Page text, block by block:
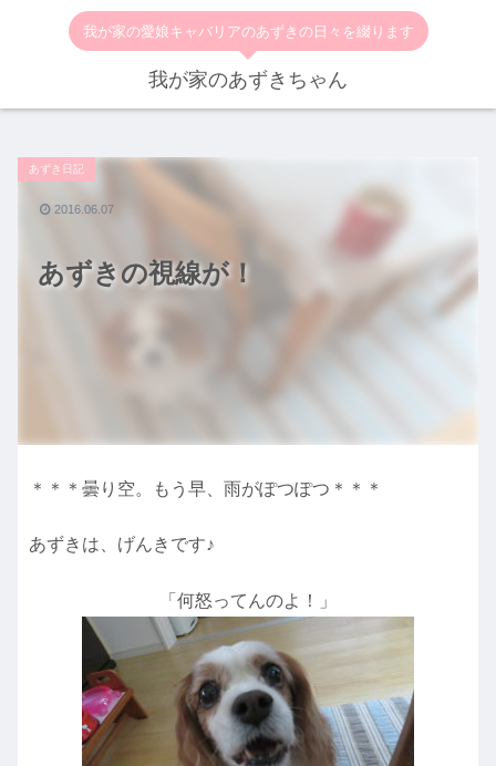
我が家の愛娘キャバリアのあずきの日々を綴ります
我が家のあずきちゃん
あずきの視線が！
あずき日記
2016.06.07
＊＊＊曇り空。もう早、雨がぽつぽつ＊＊＊
あずきは、げんきです♪
「何怒ってんのよ！」